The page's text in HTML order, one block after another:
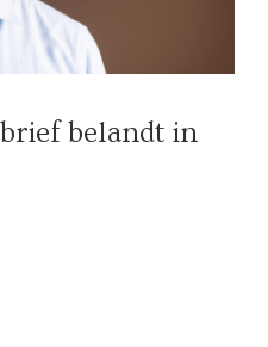
belandt in